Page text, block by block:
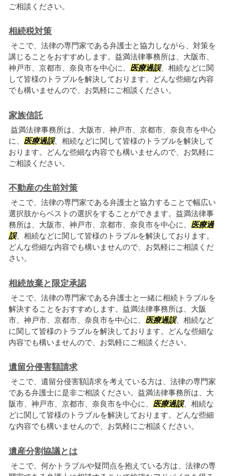
ご相談ください。
相続税対策
そこで、法律の専門家である弁護士と協力しながら、対策を
講じることをおすすめします。益満法律事務所は、大阪市、
神戸市、京都市、奈良市を中心に、 医療過誤、相続などに関
して皆様のトラブルを解決しております。どんな些細な内容
でも構いませんので、お気軽にご相談ください。
家族信託
益満法律事務所は、大阪市、神戸市、京都市、奈良市を中心
に、 医療過誤、相続などに関して皆様のトラブルを解決して
おります。どんな些細な内容でも構いませんので、お気軽に
ご相談ください。
不動産の生前対策
そこで、法律の専門家である弁護士と協力することで幅広い
選択肢からベストの選択をすることができます。益満法律事
務所は、大阪市、神戸市、京都市、奈良市を中心に、 医療過
誤、相続などに関して皆様のトラブルを解決しております。
どんな些細な内容でも構いませんので、お気軽にご相談くだ
さい。
相続放棄と限定承認
そこで、法律の専門家である弁護士と一緒に相続トラブルを
解決することをおすすめします。益満法律事務所は、大阪
市、神戸市、京都市、奈良市を中心に、 医療過誤、相続など
に関して皆様のトラブルを解決しております。どんな些細な
内容でも構いませんので、お気軽にご相談ください。
遺留分侵害額請求
そこで、遺留分侵害額請求を考えている方は、法律の専門家
である弁護士に是非ご相談ください。益満法律事務所は、大
阪市、神戸市、京都市、奈良市を中心に、 医療過誤、相続な
どに関して皆様のトラブルを解決しております。どんな些細
な内容でも構いませんので、お気軽にご相談ください。
遺産分割協議とは
そこで、何かトラブルや疑問点を抱えている方は、法律の専